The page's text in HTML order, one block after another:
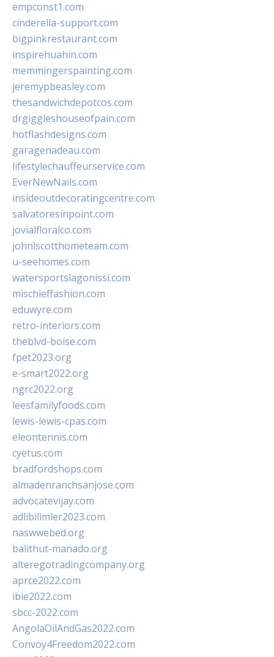
empconst1.com
cinderella-support.com
bigpinkrestaurant.com
inspirehuahin.com
memmingerspainting.com
jeremypbeasley.com
thesandwichdepotcos.com
drgiggleshouseofpain.com
hotflashdesigns.com
garagenadeau.com
lifestylechauffeurservice.com
EverNewNails.com
insideoutdecoratingcentre.com
salvatoresinpoint.com
jovialfloralco.com
johnlscotthometeam.com
u-seehomes.com
watersportslagonissi.com
mischieffashion.com
eduwyre.com
retro-interiors.com
theblvd-boise.com
fpet2023.org
e-smart2022.org
ngrc2022.org
leesfamilyfoods.com
lewis-lewis-cpas.com
eleontennis.com
cyetus.com
bradfordshops.com
almadenranchsanjose.com
advocatevijay.com
adlibilimler2023.com
naswwebed.org
balithut-manado.org
alteregotradingcompany.org
aprce2022.com
ibie2022.com
sbcc-2022.com
AngolaOilAndGas2022.com
Convoy4Freedom2022.com